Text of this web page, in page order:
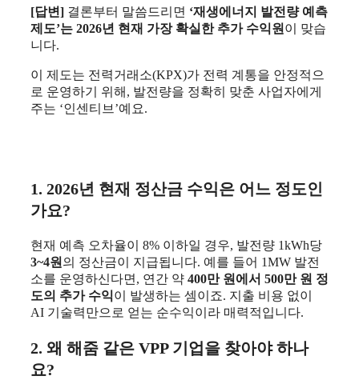
[답변] 결론부터 말씀드리면 ‘재생에너지 발전량 예측
제도’는 2026년 현재 가장 확실한 추가 수익원 이 맞습
니다.
이 제도는 전력거래소(KPX)가 전력 계통을 안정적으
로 운영하기 위해, 발전량을 정확히 맞춘 사업자에게
주는 ‘인센티브’예요.
1. 2026년 현재 정산금 수익은 어느 정도인
가요?
현재 예측 오차율이 8% 이하일 경우, 발전량 1kWh당
3~4원 의 정산금이 지급됩니다. 예를 들어 1MW 발전
소를 운영하신다면, 연간 약 400만 원에서 500만 원 정
도의 추가 수익이 발생하는 셈이죠. 지출 비용 없이
AI 기술력만으로 얻는 순수익이라 매력적입니다.
2. 왜 해줌 같은 VPP 기업을 찾아야 하나
요?